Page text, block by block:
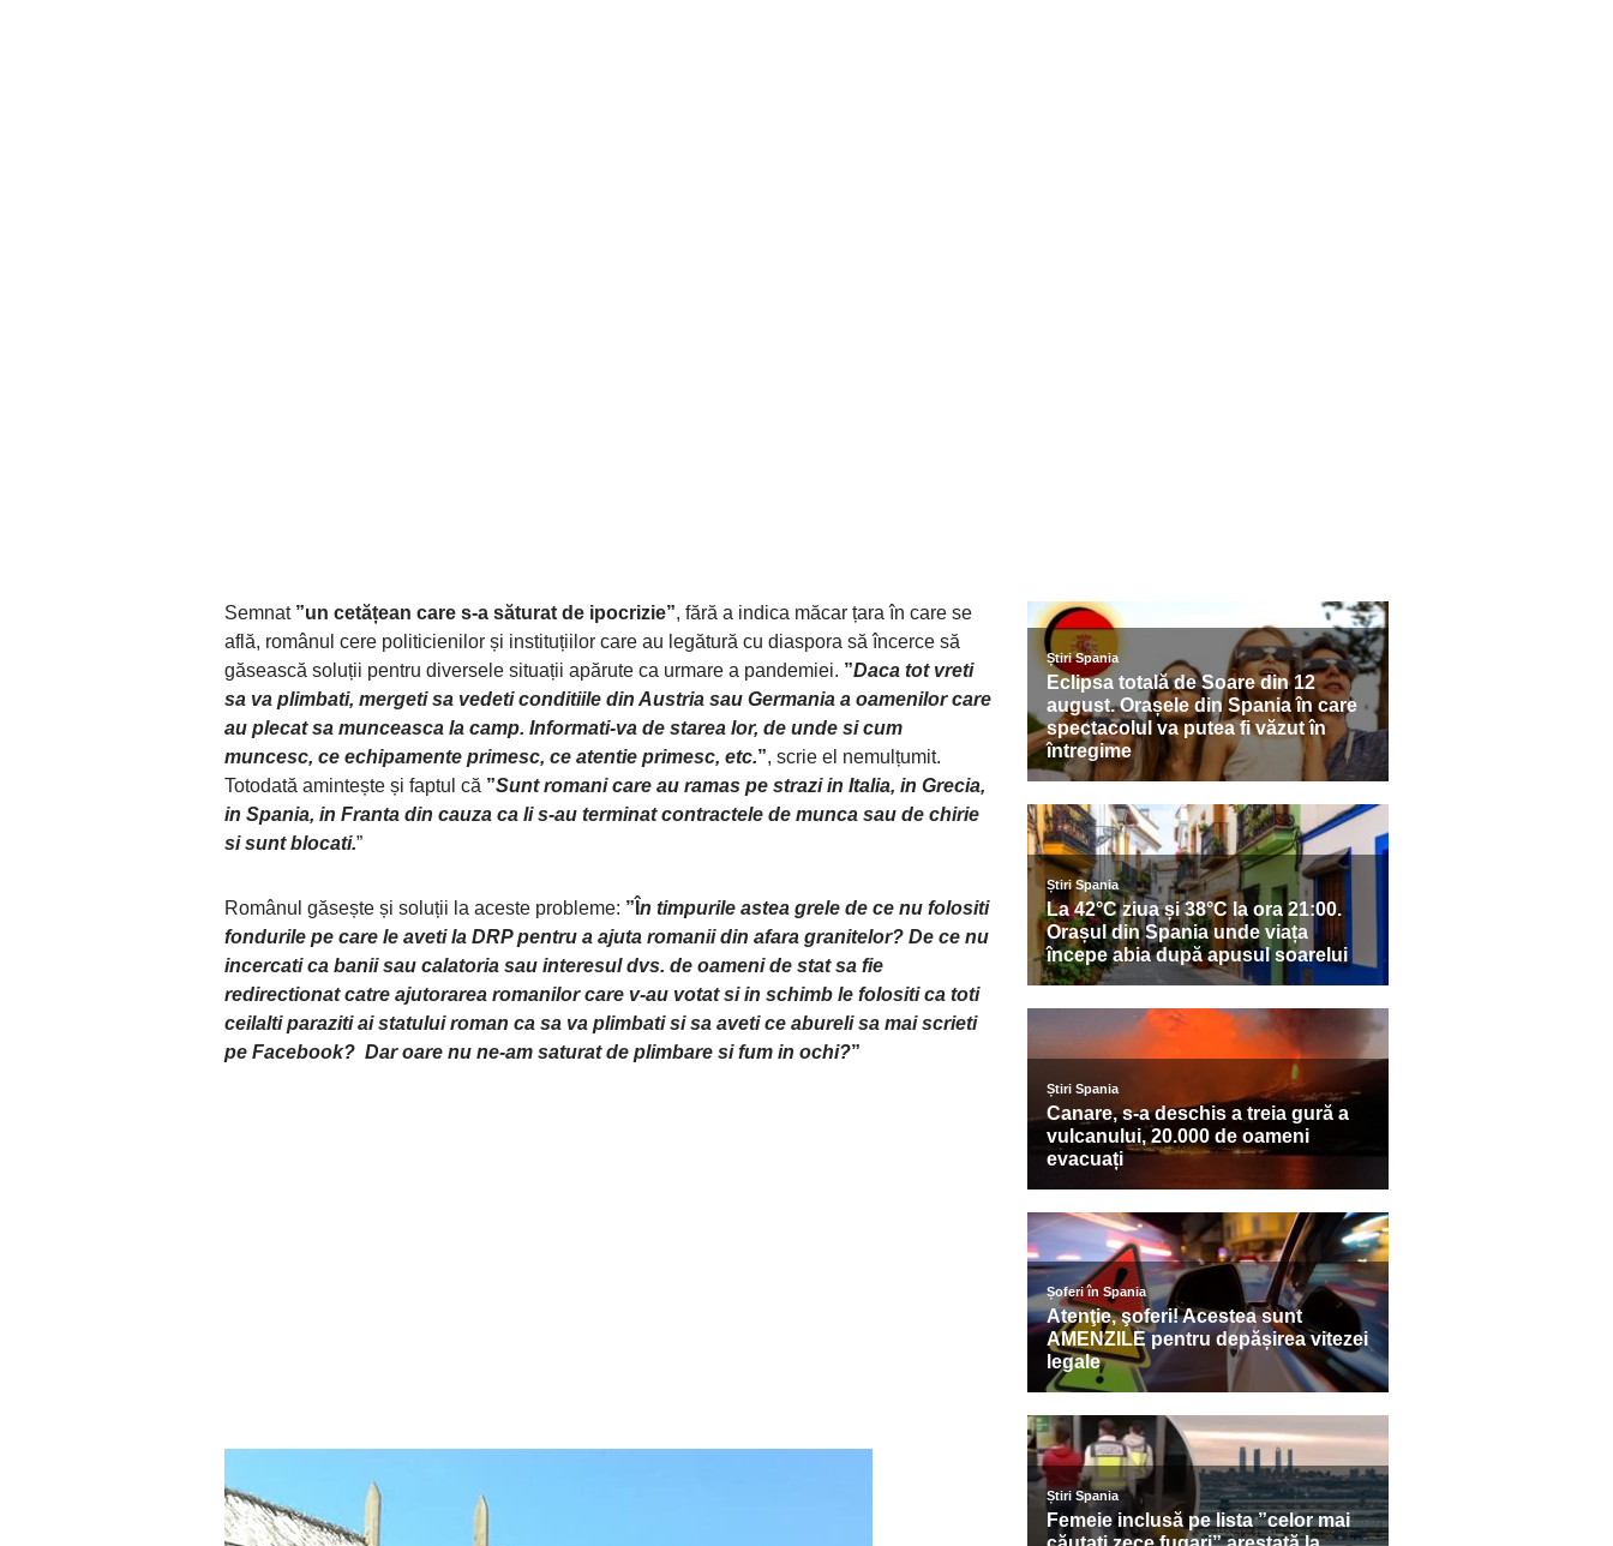
Semnat ”un cetățean care s-a săturat de ipocrizie”, fără a indica măcar țara în care se
află, românul cere politicienilor și instituțiilor care au legătură cu diaspora să încerce să
găsească soluții pentru diversele situații apărute ca urmare a pandemiei. ”Daca tot vreti
sa va plimbati, mergeti sa vedeti conditiile din Austria sau Germania a oamenilor care
au plecat sa munceasca la camp. Informati-va de starea lor, de unde si cum
muncesc, ce echipamente primesc, ce atentie primesc, etc.”, scrie el nemulțumit.
Totodată amintește și faptul că ”Sunt romani care au ramas pe strazi in Italia, in Grecia,
in Spania, in Franta din cauza ca li s-au terminat contractele de munca sau de chirie
si sunt blocati.”
Românul găsește și soluții la aceste probleme: ”Î n timpurile astea grele de ce nu folositi
fondurile pe care le aveti la DRP pentru a ajuta romanii din afara granitelor? De ce nu
incercati ca banii sau calatoria sau interesul dvs. de oameni de stat sa fie
redirectionat catre ajutorarea romanilor care v-au votat si in schimb le folositi ca toti
ceilalti paraziti ai statului roman ca sa va plimbati si sa aveti ce abureli sa mai scrieti
pe Facebook? Dar oare nu ne-am saturat de plimbare si fum in ochi?”